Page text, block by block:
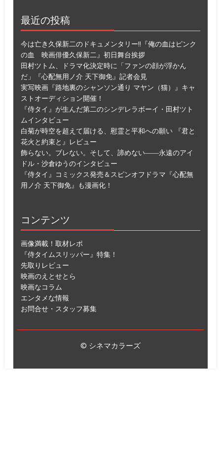
最近の投稿
今は亡き久保新二のドキュメンタリー!!『俺の血はピンク
の血 映画俳優久保新二』初日舞台挨拶
田村ツトム、ドラマ化決定時に「ファンの顔が浮かん
だ」『心配無用ノ介 天下御免』記者会見
実写映画『路地裏のシャンソン通り マヤン（猫）』キャ
ストオーディション開催！
『侍タイ』が生んだ第二のシンデレラボーイ・田村ツト
ムインタビュー
白菊が時空を超えて届ける、慰霊と平和への願い 『君と
花火と約束と』レビュー
飾らない。ブレない。そして、諦めない――永遠のアイ
ドル・沙倉ゆうのインタビュー
『侍タイ』コミックス発売＆スピンオフドラマ『心配無
用ノ介 天下御免』も漫画化！
コンテンツ
画像満載！取材レポ
『侍タイムスリッパー』特集！
先取りレビュー
映画のえとせとら
映画なコラム
エンタメな情報
お問合せ・スタッフ募集
© シネマカラーズ